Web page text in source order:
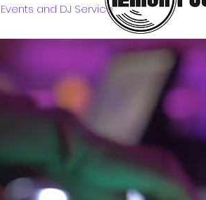
Events and DJ Service